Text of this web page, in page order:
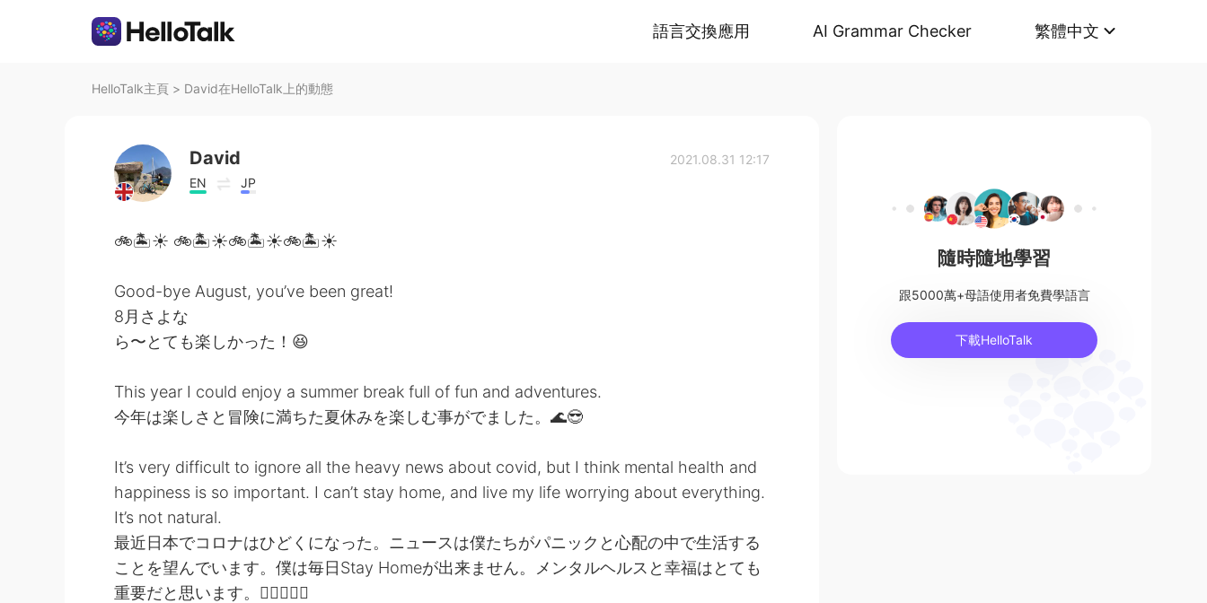
語言交換應用 AI Grammar Checker 繁體中文
HelloTalk主頁 > David在HelloTalk上的動態
David
EN JP
2021.08.31 12:17
🚲🏝☀️ 🚲🏝☀️🚲🏝☀️🚲🏝☀️
Good-bye August, you’ve been great!
8月さよな
ら〜とても楽しかった！😆
This year I could enjoy a summer break full of fun and adventures.
今年は楽しさと冒険に満ちた夏休みを楽しむ事がでました。🌊😎
It’s very difficult to ignore all the heavy news about covid, but I think mental health and
happiness is so important. I can’t stay home, and live my life worrying about everything.
It’s not natural.
最近日本でコロナはひどくになった。ニュースは僕たちがパニックと心配の中で生活する
ことを望んでいます。僕は毎日Stay Homeが出来ません。メンタルヘルスと幸福はとても
重要だと思います。😮‍💨🤪😵‍💫
隨時隨地學習
跟5000萬+母語使用者免費學語言
下載HelloTalk